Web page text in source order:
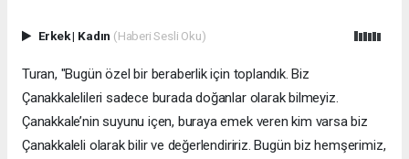
Erkek| Kadın (Haberi Sesli Oku)
Turan, "Bugün özel bir beraberlik için toplandık. Biz
Çanakkalelileri sadece burada doğanlar olarak bilmeyiz.
Çanakkale’nin suyunu içen, buraya emek veren kim varsa biz
Çanakkaleli olarak bilir ve değerlendiririz. Bugün biz hemşerimiz,